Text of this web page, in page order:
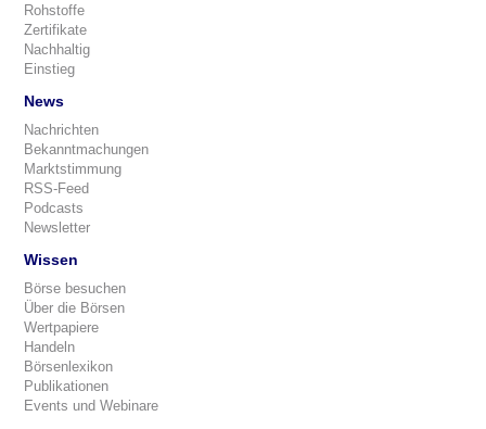
Rohstoffe
Zertifikate
Nachhaltig
Einstieg
News
Nachrichten
Bekanntmachungen
Marktstimmung
RSS-Feed
Podcasts
Newsletter
Wissen
Börse besuchen
Über die Börsen
Wertpapiere
Handeln
Börsenlexikon
Publikationen
Events und Webinare